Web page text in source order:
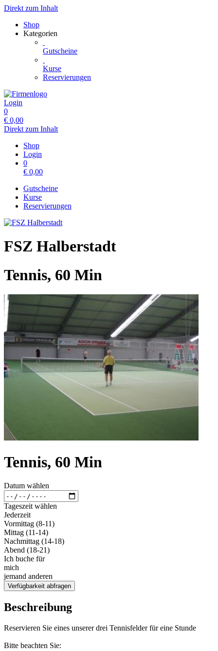
Direkt zum Inhalt
Shop
Kategorien
Gutscheine
Kurse
Reservierungen
Login
0
€ 0,00
Direkt zum Inhalt
Shop
Login
0
€ 0,00
Gutscheine
Kurse
Reservierungen
FSZ Halberstadt
Tennis, 60 Min
Tennis, 60 Min
Datum wählen
Tageszeit wählen
Jederzeit
Vormittag (8-11)
Mittag (11-14)
Nachmittag (14-18)
Abend (18-21)
Ich buche für
mich
jemand anderen
Verfügbarkeit abfragen
Beschreibung
Reservieren Sie eines unserer drei Tennisfelder für eine Stunde
Bitte beachten Sie: